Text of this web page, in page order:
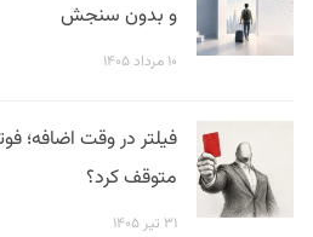
و بدون سنجش
۱۰ مرداد ۱۴۰۵
متوقف کرد؟
۳۱ تیر ۱۴۰۵